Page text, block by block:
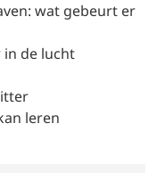
wat gebeurt er
in de lucht
leren